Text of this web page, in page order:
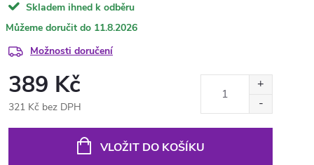
Skladem ihned k odběru
11.8.2026
Možnosti doručení
389 Kč
321 Kč bez DPH
VLOŽIT DO KOŠÍKU